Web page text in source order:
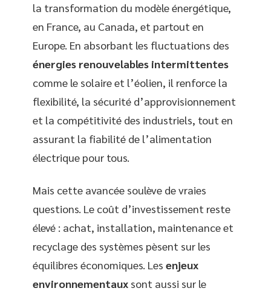
la transformation du modèle énergétique,
en France, au Canada, et partout en
Europe. En absorbant les fluctuations des
énergies renouvelables intermittentes
comme le solaire et l’éolien, il renforce la
flexibilité, la sécurité d’approvisionnement
et la compétitivité des industriels, tout en
assurant la fiabilité de l’alimentation
électrique pour tous.
Mais cette avancée soulève de vraies
questions. Le coût d’investissement reste
élevé : achat, installation, maintenance et
recyclage des systèmes pèsent sur les
équilibres économiques. Les enjeux
environnementaux sont aussi sur le